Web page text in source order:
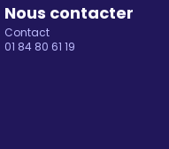
Nous contacter
Contact
01 84 80 61 19